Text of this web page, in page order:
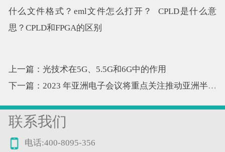
什么文件格式？eml文件怎么打开？
CPLD是什么意
思？CPLD和FPGA的区别
上一篇：光技术在5G、5.5G和6G中的作用
下一篇：2023 年亚洲电子会议将重点关注推动亚洲半导体行业发展的物联网、人工智能/机器学习、汽车和无线发展
联系我们
电话:400-8095-356